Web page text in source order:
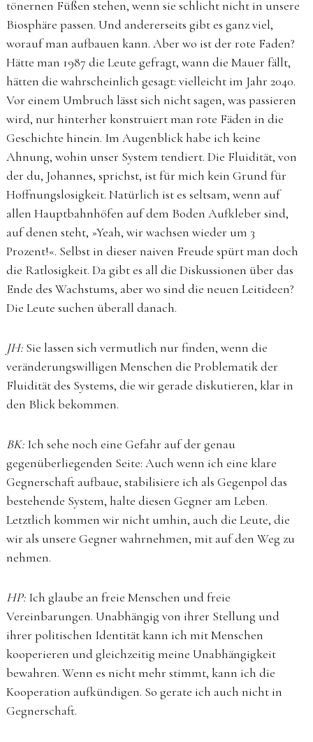
tönernen Füßen stehen, wenn sie schlicht nicht in unsere
Biosphäre passen. Und andererseits gibt es ganz viel,
worauf man aufbauen kann. Aber wo ist der rote Faden?
Hätte man 1987 die Leute gefragt, wann die Mauer fällt,
hätten die wahrscheinlich gesagt: vielleicht im Jahr 2040.
Vor einem Umbruch lässt sich nicht sagen, was passieren
wird, nur hinterher konstruiert man rote Fäden in die
Geschichte hinein. Im Augenblick habe ich keine
Ahnung, wohin unser System tendiert. Die Fluidität, von
der du, Johannes, sprichst, ist für mich kein Grund für
Hoffnungslosigkeit. Natürlich ist es seltsam, wenn auf
allen Hauptbahnhöfen auf dem Boden Aufkleber sind,
auf denen steht, »Yeah, wir wachsen wieder um 3
Prozent!«. Selbst in dieser naiven Freude spürt man doch
die Ratlosigkeit. Da gibt es all die Diskussionen über das
Ende des Wachstums, aber wo sind die neuen Leitideen?
Die Leute suchen überall danach.
JH:Sie lassen sich vermutlich nur finden, wenn die
veränderungswilligen Menschen die Problematik der
Fluidität des Systems, die wir gerade diskutieren, klar in
den Blick bekommen.
BK:Ich sehe noch eine Gefahr auf der genau
gegenüberliegenden Seite: Auch wenn ich eine klare
Gegnerschaft aufbaue, stabilisiere ich als Gegenpol das
bestehende System, halte diesen Gegner am Leben.
Letztlich kommen wir nicht umhin, auch die Leute, die
wir als unsere Gegner wahrnehmen, mit auf den Weg zu
nehmen.
HP:Ich glaube an freie Menschen und freie
Vereinbarungen. Unabhängig von ihrer Stellung und
ihrer politischen Identität kann ich mit Menschen
kooperieren und gleichzeitig meine Unabhängigkeit
bewahren. Wenn es nicht mehr stimmt, kann ich die
Kooperation aufkündigen. So gerate ich auch nicht in
Gegnerschaft.